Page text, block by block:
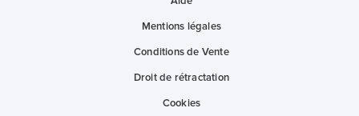
Mentions légales
Conditions de Vente
Droit de rétractation
Cookies